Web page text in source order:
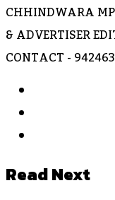
CHHINDWARA
& ADVERTISER
CONTACT -
Read Next